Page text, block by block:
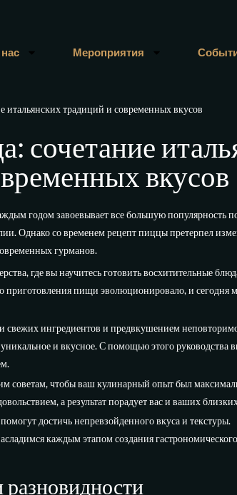
Мероприятия
итальянских традиций и современных вкусов
сочетание
вкусов
годом завоевывает все большую
Однако со временем рецепт пиццы претерпел
гурманов.
где вы научитесь готовить восхитительные
приготовления пищи эволюционировало, и сегодня
свежих ингредиентов и предвкушением
и вкусное. С помощью этого руководства
советам, чтобы ваш кулинарный опыт был
а результат порадует вас и ваших
достичь непревзойденного вкуса и текстуры.
каждым этапом создания гастрономического